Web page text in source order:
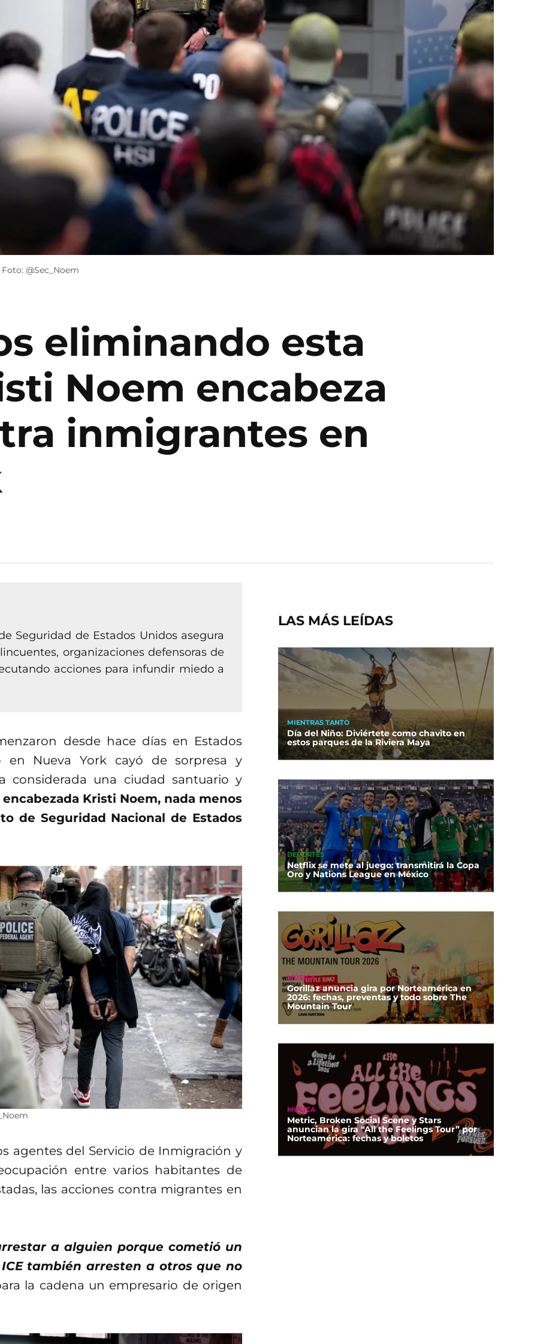
@Sec_Noem
eliminando esta
Noem encabeza
inmigrantes en
Seguridad de Estados Unidos asegura
organizaciones defensoras de
acciones para infundir miedo a
desde hace días en Estados
Nueva York cayó de sorpresa y
considerada una ciudad santuario y
Kristi Noem, nada menos
de Seguridad Nacional de Estados
agentes del Servicio de Inmigración y
entre varios habitantes de
las acciones contra migrantes en
a alguien porque cometió un
también arresten a otros que no
la cadena un empresario de origen
LAS MÁS LEÍDAS
MIENTRAS TANTO
Día del Niño: Diviértete como chavito en
estos parques de la Riviera Maya
DEPORTES
Netflix se mete al juego: transmitirá la Copa
Oro y Nations League en México
MÚSICA
Gorillaz anuncia gira por Norteamérica en
2026: fechas, preventas y todo sobre The
Mountain Tour
MÚSICA
Metric, Broken Social Scene y Stars
anuncian la gira “All the Feelings Tour” por
Norteamérica: fechas y boletos